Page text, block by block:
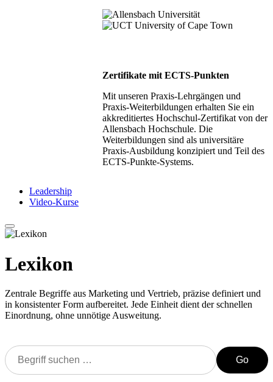
Zertifikate mit ECTS-Punkten
Mit unseren Praxis-Lehrgängen und
Praxis-Weiterbildungen erhalten Sie ein
akkreditiertes Hochschul-Zertifikat von der
Allensbach Hochschule. Die
Weiterbildungen sind als universitäre
Praxis-Ausbildung konzipiert und Teil des
ECTS-Punkte-Systems.
Leadership
Video-Kurse
Lexikon
Zentrale Begriffe aus Marketing und Vertrieb, präzise definiert und
in konsistenter Form aufbereitet. Jede Einheit dient der schnellen
Einordnung, ohne unnötige Ausweitung.
Go